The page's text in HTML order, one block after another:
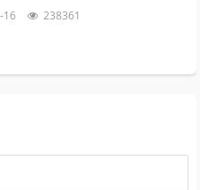
视频为什么不能播了相关的信息
16 238361